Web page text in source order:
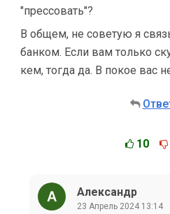
"прессовать"?
В общем, не советую я
банком. Если вам только
кем, тогда да. В покое вас
10
Александр
23 Апрель 2024 13:14